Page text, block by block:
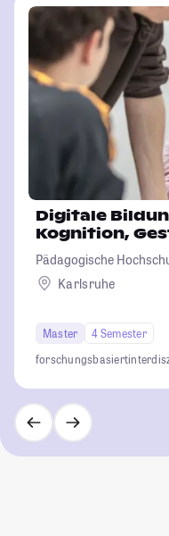
Digitale
Kognition,
Pädagogische
Karlsruhe
Master
4 Semester
forschungsbasiert